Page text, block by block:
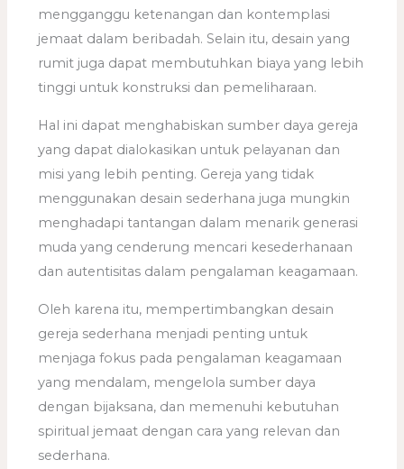
mengganggu ketenangan dan kontemplasi
jemaat dalam beribadah. Selain itu, desain yang
rumit juga dapat membutuhkan biaya yang lebih
tinggi untuk konstruksi dan pemeliharaan.
Hal ini dapat menghabiskan sumber daya gereja
yang dapat dialokasikan untuk pelayanan dan
misi yang lebih penting. Gereja yang tidak
menggunakan desain sederhana juga mungkin
menghadapi tantangan dalam menarik generasi
muda yang cenderung mencari kesederhanaan
dan autentisitas dalam pengalaman keagamaan.
Oleh karena itu, mempertimbangkan desain
gereja sederhana menjadi penting untuk
menjaga fokus pada pengalaman keagamaan
yang mendalam, mengelola sumber daya
dengan bijaksana, dan memenuhi kebutuhan
spiritual jemaat dengan cara yang relevan dan
sederhana.